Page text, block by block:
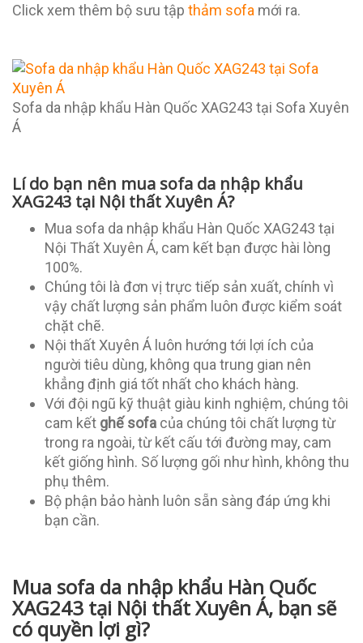
Click xem thêm bộ sưu tập thảm sofa mới ra.
Sofa da nhập khẩu Hàn Quốc XAG243 tại Sofa Xuyên
Á
Lí do bạn nên mua sofa da nhập khẩu
XAG243 tại Nội thất Xuyên Á?
Mua sofa da nhập khẩu Hàn Quốc XAG243 tại
Nội Thất Xuyên Á, cam kết bạn được hài lòng
100%.
Chúng tôi là đơn vị trực tiếp sản xuất, chính vì
vậy chất lượng sản phẩm luôn được kiểm soát
chặt chẽ.
Nội thất Xuyên Á luôn hướng tới lợi ích của
người tiêu dùng, không qua trung gian nên
khẳng định giá tốt nhất cho khách hàng.
Với đội ngũ kỹ thuật giàu kinh nghiệm, chúng tôi
cam kết ghế sofa của chúng tôi chất lượng từ
trong ra ngoài, từ kết cấu tới đường may, cam
kết giống hình. Số lượng gối như hình, không thu
phụ thêm.
Bộ phận bảo hành luôn sẵn sàng đáp ứng khi
bạn cần.
Mua sofa da nhập khẩu Hàn Quốc
XAG243 tại Nội thất Xuyên Á, bạn sẽ
có quyền lợi gì?